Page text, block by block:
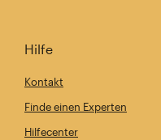
Hilfe
Kontakt
Finde einen Experten
Hilfecenter